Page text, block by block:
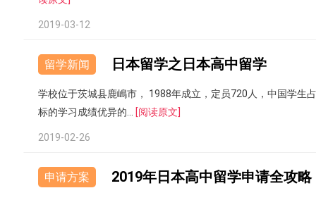
2019-03-12
留学新闻 日本留学之日本高中留学
学校位于茨城县鹿嶋市， 1988年成立，定员720人，中国学生
标的学习成绩优异的...
[阅读原文]
2019-02-26
申请方案 2019年日本高中留学申请全攻略